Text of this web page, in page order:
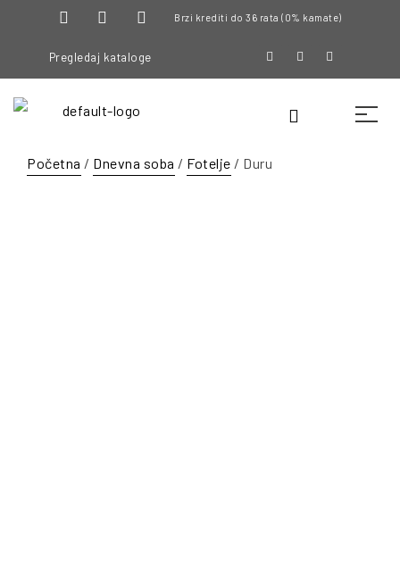
Brzi krediti do 36 rata (0% kamate)
Pregledaj kataloge
Početna / Dnevna soba / Fotelje / Duru